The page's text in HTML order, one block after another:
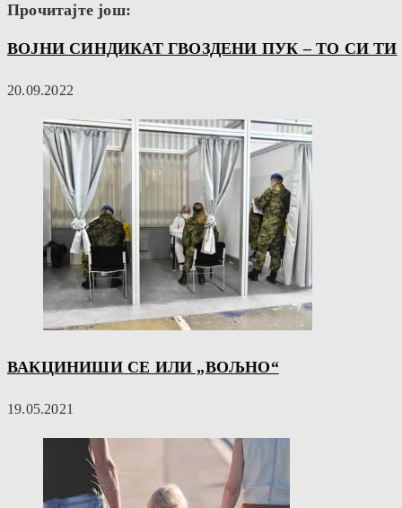
Прочитајте још:
ВОЈНИ СИНДИКАТ ГВОЗДЕНИ ПУК – ТО СИ ТИ
20.09.2022
ВАКЦИНИШИ СЕ ИЛИ „ВОЉНО“
19.05.2021